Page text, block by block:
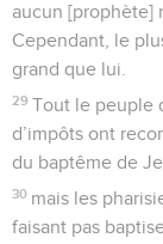
aucun [prophète]
Cependant, le
grand que lui.
29 Tout le peuple
d’impôts ont
du baptême de
30 mais les
faisant pas